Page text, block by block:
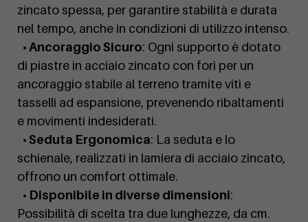
zincato spessa, per garantire stabilità e durata
nel tempo, anche in condizioni di utilizzo intenso.
• Ancoraggio Sicuro: Ogni supporto è dotato
di piastre in acciaio zincato con fori per un
ancoraggio stabile al terreno tramite viti e
tasselli ad espansione, prevenendo ribaltamenti
e movimenti indesiderati.
• Seduta Ergonomica: La seduta e lo
schienale, realizzati in lamiera di acciaio zincato,
offrono un comfort ottimale.
• Disponibile in diverse dimensioni:
Possibilità di scelta tra due lunghezze, da cm.